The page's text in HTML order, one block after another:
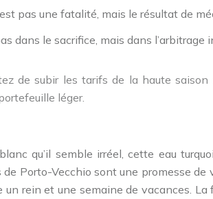
pas une fatalité, mais le résultat de
dans le sacrifice, mais dans
de subir les tarifs de la haute
léger.
qu’il semble irréel, cette eau
Porto-Vecchio sont une promesse
rein et une semaine de vacances.